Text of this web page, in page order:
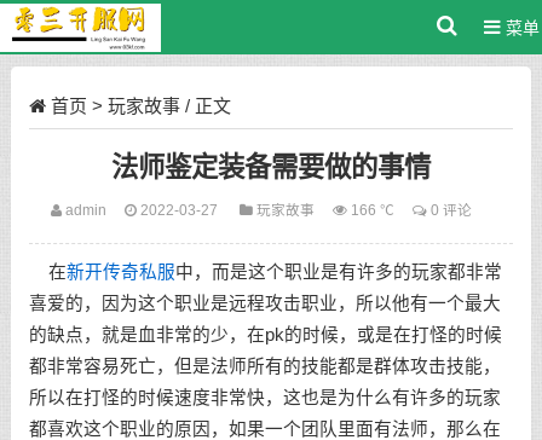
菜单
首页 > 玩家故事/ 正文
法师鉴定装备需要做的事情
admin 2022-03-27 玩家故事 166 ℃ 0 评论
在新开传奇私服中，而是这个职业是有许多的玩家都非常
喜爱的，因为这个职业是远程攻击职业，所以他有一个最大
的缺点，就是血非常的少，在pk的时候，或是在打怪的时候
都非常容易死亡，但是法师所有的技能都是群体攻击技能，
所以在打怪的时候速度非常快，这也是为什么有许多的玩家
都喜欢这个职业的原因，如果一个团队里面有法师，那么在